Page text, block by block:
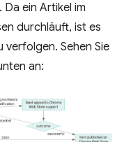
ein Artikel im
durchläuft, ist es
Sehen Sie
an: